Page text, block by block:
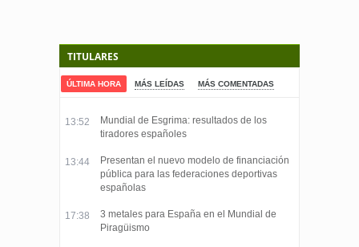
TITULARES
ÚLTIMA HORA MÁS LEÍDAS MÁS COMENTADAS
13:52
Mundial de Esgrima: resultados de los
tiradores españoles
13:44
Presentan el nuevo modelo de financiación
pública para las federaciones deportivas
españolas
17:38
3 metales para España en el Mundial de
Piragüismo